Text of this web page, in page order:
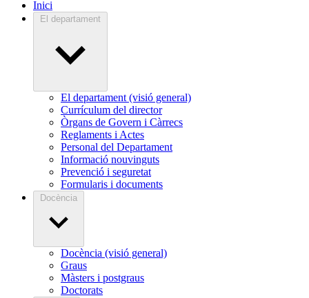
Inici
El departament
El departament (visió general)
Currículum del director
Òrgans de Govern i Càrrecs
Reglaments i Actes
Personal del Departament
Informació nouvinguts
Prevenció i seguretat
Formularis i documents
Docència
Docència (visió general)
Graus
Màsters i postgraus
Doctorats